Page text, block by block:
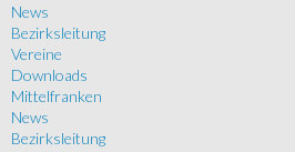
News
Bezirksleitung
Vereine
Downloads
Mittelfranken
News
Bezirksleitung